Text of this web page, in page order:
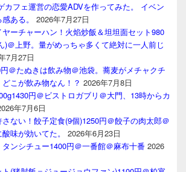
カフェ運営の恋愛ADVを作ってみた。 イベン
ある。
2026年7月27日
ーチャーハン！火焰炒飯＆坦坦面セット980
)＠上野。量がめっちゃ多くて絶対に一人前じ
7月27日
＠たぬきは飲み物＠池袋。蕎麦がメチャクチ
こが飲み物なん！？ 2026年7月8日
円＠ビストロガブリ＠大門、13時からカ
年7月6日
ない！餃子定食(9個)1250円＠餃子の肉太郎＠
味が効いてた。
2026年6月23日
ンシチュー1400円＠一番館＠麻布十番 2026